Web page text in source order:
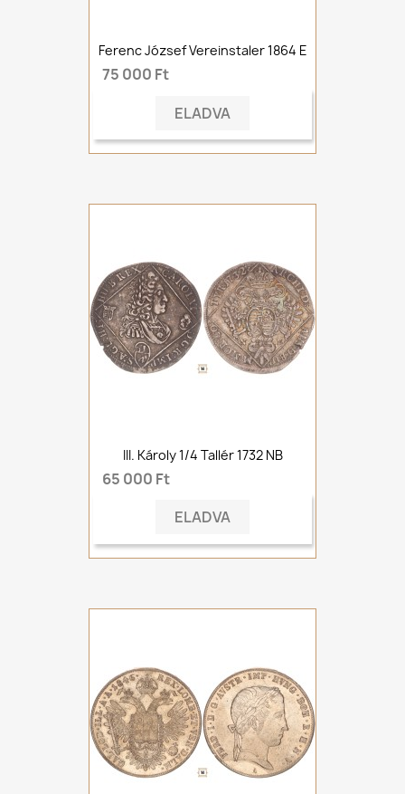
Ferenc József Vereinstaler 1864 E
75 000 Ft
ELADVA
III. Károly 1/4 Tallér 1732 NB
65 000 Ft
ELADVA